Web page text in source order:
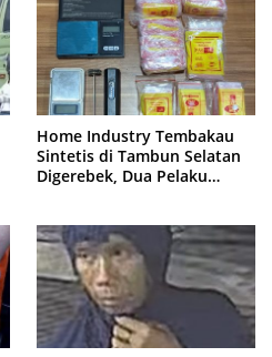
Home Industry Tembakau
Sintetis di Tambun Selatan
Digerebek, Dua Pelaku